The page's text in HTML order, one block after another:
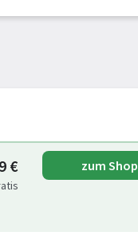
€ zum Shop